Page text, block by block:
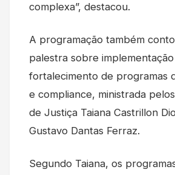
complexa”, destacou.
A programação também
palestra sobre
fortalecimento de programas
e compliance, ministrada
de Justiça Taiana Castrillon
Gustavo Dantas Ferraz.
Segundo Taiana, os